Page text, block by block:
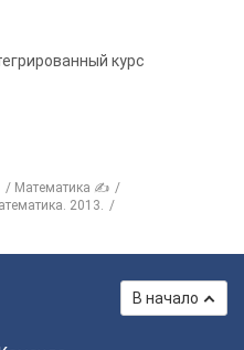
курс
Математика ✍
2013.
В начало